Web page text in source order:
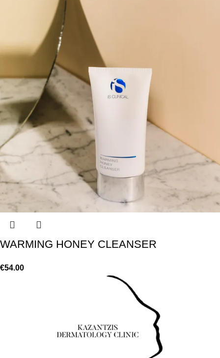
WARMING HONEY CLEANSER
€54.00